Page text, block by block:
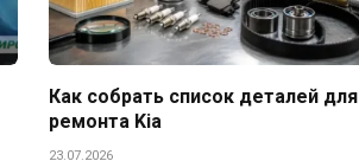
Как собрать список деталей для
ремонта Kia
23.07.2026